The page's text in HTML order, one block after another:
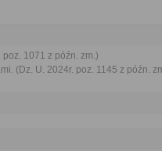
1071 z późn. zm.)
(Dz. U. 2024r. poz. 1145 z późn.